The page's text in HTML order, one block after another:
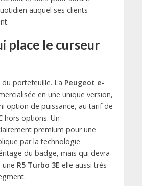
auquel ses clients
place le curseur
portefeuille. La Peugeot e-
en une unique version,
option de puissance, au tarif de
hors options. Un
premium pour une
par la technologie
du badge, mais qui devra
une R5 Turbo 3E elle aussi très